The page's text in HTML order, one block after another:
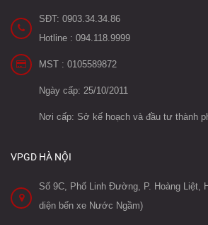
SĐT: 0903.34.34.86
Hotline : 094.118.9999
MST : 0105589872
Ngày cấp: 25/10/2011
Nơi cấp: Sở kế hoạch và đầu tư thành
VPGD HÀ NỘI
Số 9C, Phố Linh Đường, P. Hoàng Liệt,
diện bến xe Nước Ngầm)